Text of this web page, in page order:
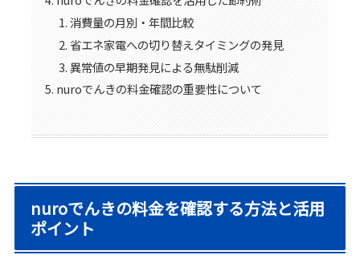
消費量の月別・年間比較
省エネ家電への切り替えタイミングの発見
異常値の早期発見による無駄削減
nuroでんきの料金確認の重要性について
nuroでんきの料金を確認する方法と活用
ポイント